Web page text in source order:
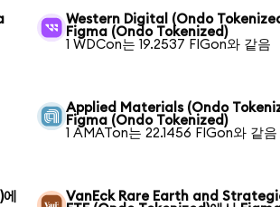
Western Digital (Ondo
Figma (Ondo Tokenized)
1 WDCon는 19.2537 FIGon와 같음
Applied Materials (Ondo
Figma (Ondo Tokenized)
1 AMATon는 22.1456 FIGon와 같음
VanEck Rare Earth and